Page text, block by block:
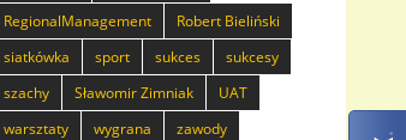
RegionalManagement
Robert Bieliński
siatkówka
sport sukces
sukcesy
szachy
Sławomir Zimniak
UAT
warsztaty
wygrana
zawody